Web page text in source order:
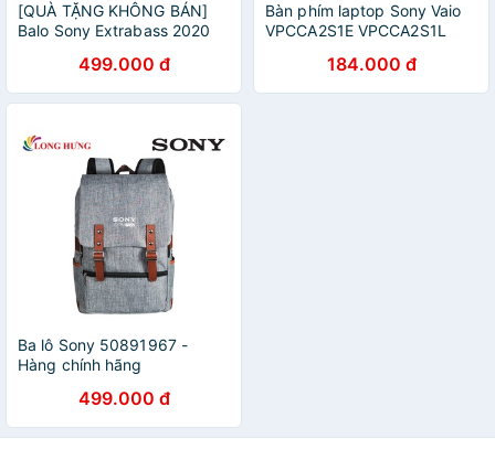
[QUÀ TẶNG KHÔNG BÁN]
Balo Sony Extrabass 2020
499.000 đ
Bàn phím laptop Sony Vaio
VPCCA2S1E VPCCA2S1L
VPCCA2S1P VPCCA2S1W
VPCCA2S1B CAO CẤP NEW
184.000 đ
Ba lô Sony 50891967 -
Hàng chính hãng
499.000 đ